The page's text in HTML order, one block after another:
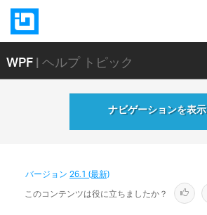
WPF| ヘルプ トピック
ナビゲーションを表示
バージョン26.1 (最新)
このコンテンツは役に立ちましたか？